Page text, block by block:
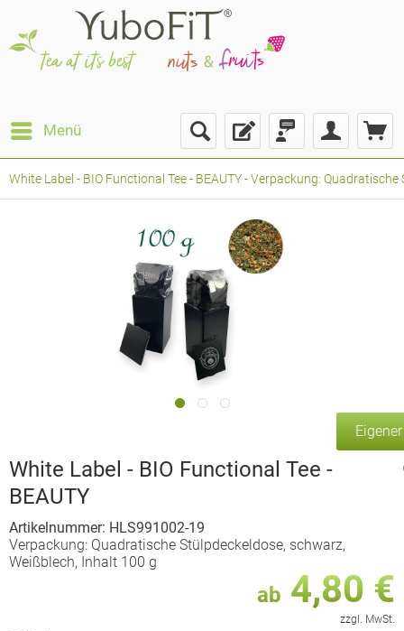
Menü
White Label - BIO Functional Tee - BEAUTY - Verpackung:
White Label - BIO Functional Tee -
BEAUTY
Artikelnummer: HLS991002-19
Verpackung: Quadratische Stülpdeckeldose, schwarz,
Weißblech, Inhalt 100 g
ab 4,80 €
zzgl. MwSt.